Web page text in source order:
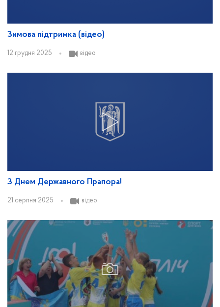
Зимова підтримка (відео)
12 грудня 2025 відео
З Днем Державного Прапора!
21 серпня 2025 відео